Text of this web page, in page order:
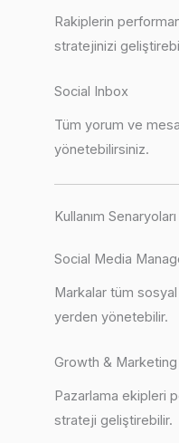
Rakiplerin
stratejinizi
Social Inbox
Tüm yorum ve
yönetebilirsiniz.
Kullanım Senaryoları
Social Media
Markalar tüm
yerden yönetebilir.
Growth & Marketing
Pazarlama ekipleri
strateji geliştirebilir.